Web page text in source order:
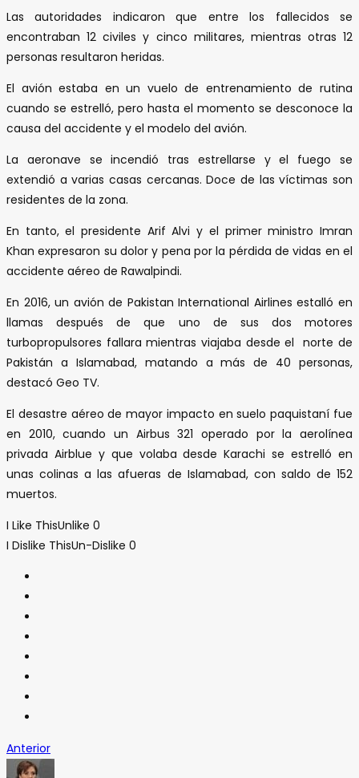
Las autoridades indicaron que entre los fallecidos se
encontraban 12 civiles y cinco militares, mientras otras 12
personas resultaron heridas.
El avión estaba en un vuelo de entrenamiento de rutina
cuando se estrelló, pero hasta el momento se desconoce la
causa del accidente y el modelo del avión.
La aeronave se incendió tras estrellarse y el fuego se
extendió a varias casas cercanas. Doce de las víctimas son
residentes de la zona.
En tanto, el presidente Arif Alvi y el primer ministro Imran
Khan expresaron su dolor y pena por la pérdida de vidas en el
accidente aéreo de Rawalpindi.
En 2016, un avión de Pakistan International Airlines estalló en
llamas después de que uno de sus dos motores
turbopropulsores fallara mientras viajaba desde el norte de
Pakistán a Islamabad, matando a más de 40 personas,
destacó Geo TV.
El desastre aéreo de mayor impacto en suelo paquistaní fue
en 2010, cuando un Airbus 321 operado por la aerolínea
privada Airblue y que volaba desde Karachi se estrelló en
unas colinas a las afueras de Islamabad, con saldo de 152
muertos.
I Like ThisUnlike 0
I Dislike ThisUn-Dislike 0
Anterior